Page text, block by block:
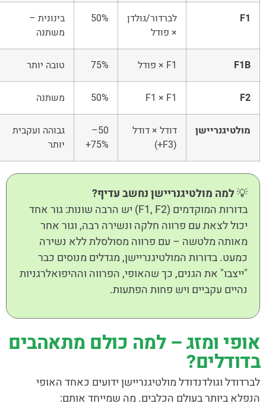
F1
לברדור/גולדן
× פודל
50%
בינונית –
משתנה
F1B F1 × פודל 75% טובה יותר
F2
F1 × F1
50% משתנה
מולטיגנריישן
דודל × דודל
(F3+)
50–
75%+
גבוהה ועקבית
יותר
💡למה מולטיגנריישן נחשב עדיף?
בדורות המוקדמים (F1, F2) יש הרבה שונות: גור אחד
יכול לצאת עם פרווה חלקה ונשירה רבה, וגור אחר
מאותה מלטשה – עם פרווה מסולסלת ללא נשירה
כמעט. בדורות המולטיגנריישן, מגדלים מנוסים כבר
"ייצבו" את הגנים, כך שהאופי, הפרווה וההיפואלרגניות
נהיים עקביים ויש פחות הפתעות.
אופי ומזג – למה כולם מתאהבים
בדודלים?
לברדודל וגולדנדודל מולטיגנריישן ידועים כאחד האופי
הנפלא ביותר בעולם הכלבים. מה שמייחד אותם: